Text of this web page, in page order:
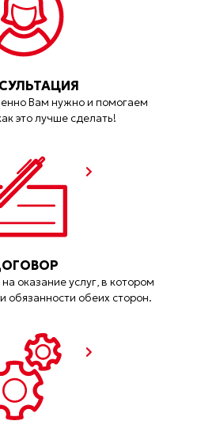
Вам нужно и помогаем
это лучше сделать!
оказание услуг, в котором
обязанности обеих сторон.